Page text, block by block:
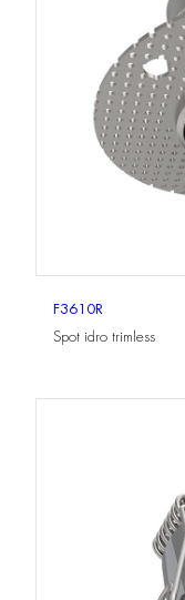
F3610R
Spot idro trimless